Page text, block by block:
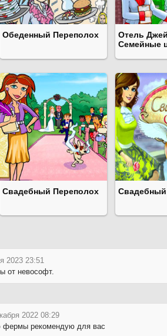
Обеденный Переполох
Отель
Семейные
Свадебный Переполох
2023 23:51
от невософт.
2022 08:29
фермы рекомендую для вас